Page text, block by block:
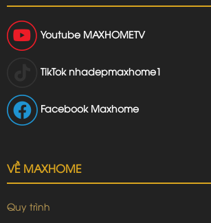
Youtube MAXHOMETV
TikTok nhadepmaxhome1
Facebook Maxhome
VỀ MAXHOME
Quy trình